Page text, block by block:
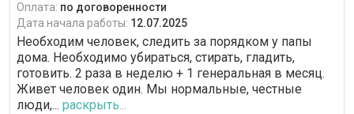
Оплата: по договоренности
Дата начала работы: 12.07.2025
Необходим человек, следить за порядком у папы
дома. Необходимо убираться, стирать, гладить,
готовить. 2 раза в неделю + 1 генеральная в месяц.
Живет человек один. Мы нормальные, честные
люди,... раскрыть...